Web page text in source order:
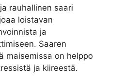
rauhallinen saari
loistavan
ja
Saaren
maisemissa on helppo
ja kiireestä.